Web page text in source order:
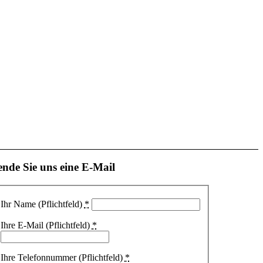
Sie uns eine E-Mail
Ihr Name (Pflichtfeld) *
Ihre E-Mail (Pflichtfeld) *
Ihre Telefonnummer (Pflichtfeld) *